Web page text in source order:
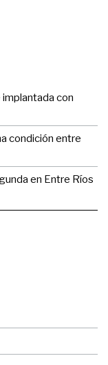
con
condición entre
en Entre Ríos